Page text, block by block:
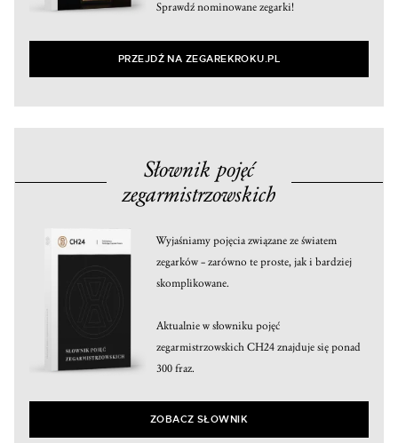
Sprawdź nominowane zegarki!
PRZEJDŹ NA ZEGAREKROKU.PL
Słownik pojęć
zegarmistrzowskich
Wyjaśniamy pojęcia związane ze światem
zegarków – zarówno te proste, jak i bardziej
skomplikowane.
Aktualnie w słowniku pojęć
zegarmistrzowskich CH24 znajduje się ponad
300 fraz.
ZOBACZ SŁOWNIK